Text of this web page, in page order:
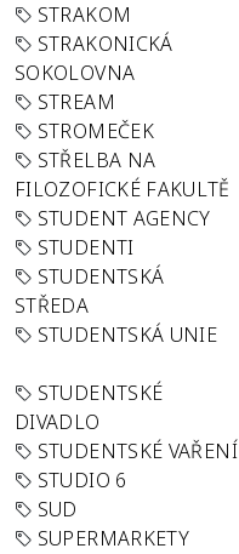
STRAKOM
STRAKONICKÁ
SOKOLOVNA
STREAM
STROMEČEK
STŘELBA NA
FILOZOFICKÉ FAKULTĚ
STUDENT AGENCY
STUDENTI
STUDENTSKÁ
STŘEDA
STUDENTSKÁ UNIE
STUDENTSKÉ
DIVADLO
STUDENTSKÉ VAŘENÍ
STUDIO 6
SUD
SUPERMARKETY